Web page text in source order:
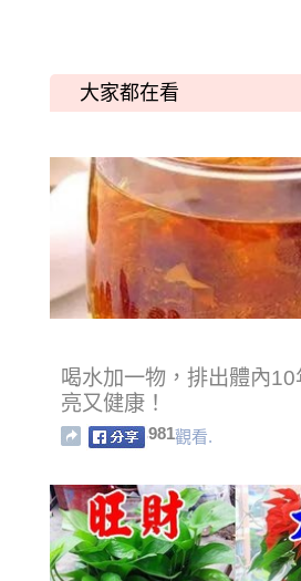
大家都在看
喝水加一物，排出體內
亮又健康！
981觀看.